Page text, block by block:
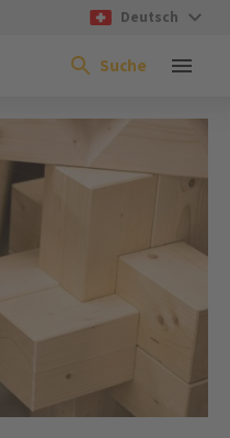
Deutsch
Suche